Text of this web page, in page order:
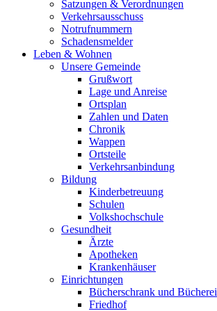
Satzungen & Verordnungen
Verkehrsausschuss
Notrufnummern
Schadensmelder
Leben & Wohnen
Unsere Gemeinde
Grußwort
Lage und Anreise
Ortsplan
Zahlen und Daten
Chronik
Wappen
Ortsteile
Verkehrsanbindung
Bildung
Kinderbetreuung
Schulen
Volkshochschule
Gesundheit
Ärzte
Apotheken
Krankenhäuser
Einrichtungen
Bücherschrank und Bücherei
Friedhof